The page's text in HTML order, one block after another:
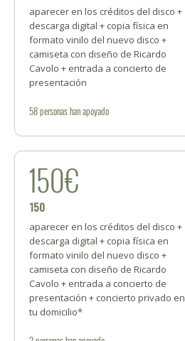
aparecer en los créditos del disco +
descarga digital + copia física en
formato vinilo del nuevo disco +
camiseta con diseño de Ricardo
Cavolo + entrada a concierto de
presentación
58personashan apoyado
150€
150
aparecer en los créditos del disco +
descarga digital + copia física en
formato vinilo del nuevo disco +
camiseta con diseño de Ricardo
Cavolo + entrada a concierto de
presentación + concierto privado en
tu domicilio*